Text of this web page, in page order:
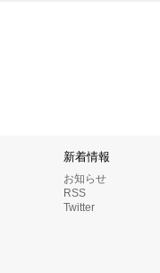
新着情報
お知らせ
RSS
Twitter